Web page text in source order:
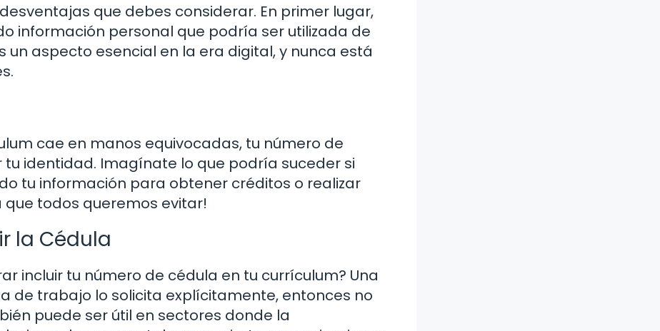
que debes considerar. En primer lugar,
información personal que podría ser utilizada de
aspecto esencial en la era digital, y nunca está
cae en manos equivocadas, tu número de
identidad. Imagínate lo que podría suceder si
tu información para obtener créditos o realizar
que todos queremos evitar!
la Cédula
incluir tu número de cédula en tu currículum? Una
de trabajo lo solicita explícitamente, entonces no
puede ser útil en sectores donde la